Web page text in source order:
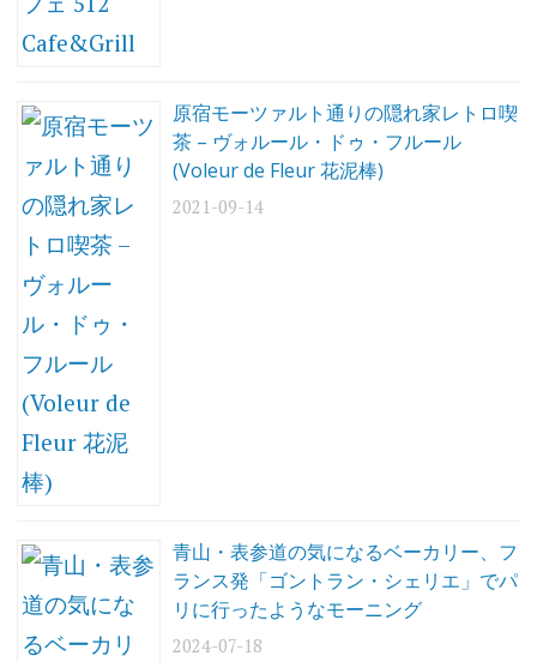
喫
し
昭
レ
ロ
洋
食
原宿モーツァルト通りの隠れ家レトロ喫
茶 – ヴォルール・ドゥ・フルール
(Voleur de Fleur 花泥棒)
2021-09-14
青山・表参道の気になるベーカリー、フ
ランス発「ゴントラン・シェリエ」でパ
リに行ったようなモーニング
2024-07-18